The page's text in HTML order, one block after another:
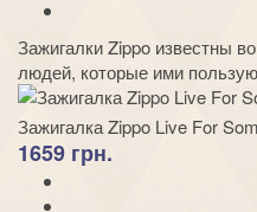
Зажигалки Zippo известны
людей, которые ими
Зажигалка Zippo Live For
1659 грн.